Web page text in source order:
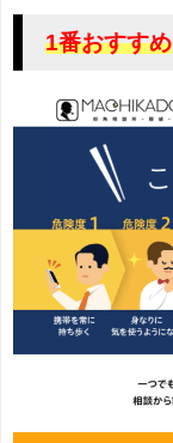
1番おすすめ